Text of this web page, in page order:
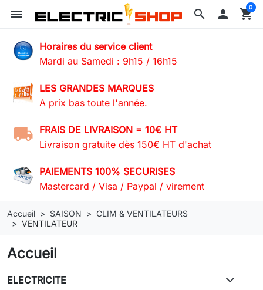
search
menu  shopping_cart
0
Horaires du service client
Mardi au Samedi : 9h15 / 16h15
LES GRANDES MARQUES
A prix bas toute l'année.
FRAIS DE LIVRAISON = 10€ HT
Livraison gratuite dès 150€ HT d'achat
PAIEMENTS 100% SECURISES
Mastercard / Visa / Paypal / virement
Accueil SAISON
CLIM & VENTILATEURS
VENTILATEUR
Accueil
ELECTRICITE